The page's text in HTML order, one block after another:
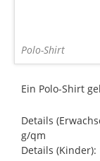
Polo-Shirt
Ein Polo-Shirt
Details
g/qm
Details (Kinder):